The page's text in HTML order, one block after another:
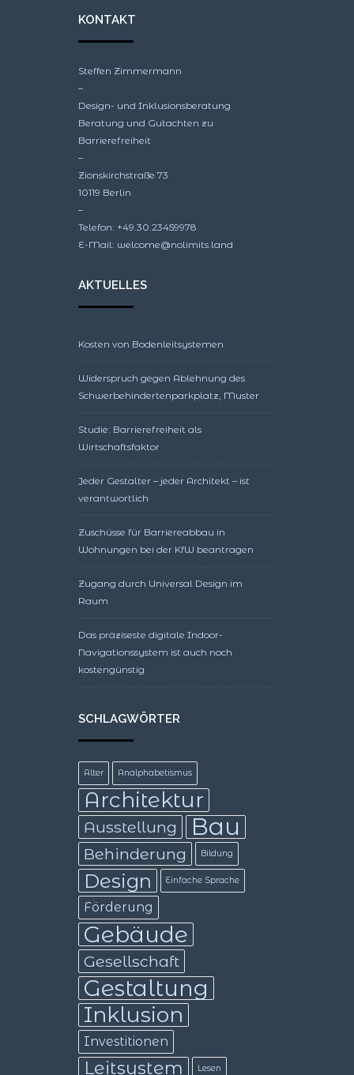
KONTAKT
Steffen Zimmermann
–
Design- und Inklusionsberatung
Beratung und Gutachten zu
Barrierefreiheit
–
Zionskirchstraße 73
10119 Berlin
–
Telefon: +49.30.23459978
E-Mail: welcome@nolimits.land
AKTUELLES
Kosten von Bodenleitsystemen
Widerspruch gegen Ablehnung des
Schwerbehindertenparkplatz, Muster
Studie: Barrierefreiheit als
Wirtschaftsfaktor
Jeder Gestalter – jeder Architekt – ist
verantwortlich
Zuschüsse für Barriereabbau in
Wohnungen bei der KfW beantragen
Zugang durch Universal Design im
Raum
Das präziseste digitale Indoor-
Navigationssystem ist auch noch
kostengünstig
SCHLAGWÖRTER
Alter Analphabetismus
Architektur
Ausstellung Bau
Behinderung Bildung
Design Einfache Sprache
Förderung
Gebäude
Gesellschaft
Gestaltung
Inklusion
Investitionen
Leitsystem Lesen